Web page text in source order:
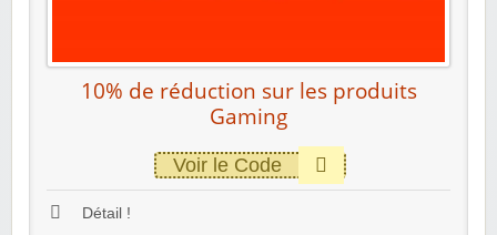
10% de réduction sur les produits
Gaming
Voir le Code
Détail !